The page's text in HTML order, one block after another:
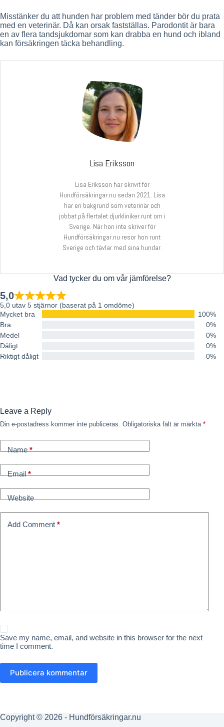
Misstänker du att hunden har problem med tänder bör du prata
med en veterinär. Då kan orsak fastställas. Parodontit är bara
en av flera tandsjukdomar som kan drabba en hund och ibland
kan försäkringen täcka behandling.
Lisa Eriksson
Lisa Eriksson har skrivit för
Hundförsäkringar.nu sedan 2021. Lisa
har en bakgrund som veterinär och
jobbat på flertalet djurkliniker runt om i
Sverige. När hon inte skriver för
Hundförsäkringar.nu resor hon runt
Sverige och tävlar med sina hundar.
Vad tycker du om vår jämförelse?
5,0
5,0 utav 5 stjärnor (baserat på 1 omdöme)
Mycket bra
100%
Bra
0%
Medel
0%
Dåligt
0%
Riktigt dåligt
0%
Leave a Reply
Din e-postadress kommer inte publiceras. Obligatoriska fält är märkta *
Name*
Email*
Website
Add Comment *
Save my name, email, and website in this browser for the next
time I comment.
Publicera kommentar
Copyright © 2026 - Hundförsäkringar.nu